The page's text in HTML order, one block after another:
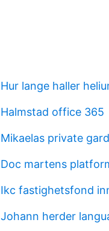
Hur lange haller
Halmstad office 365
Mikaelas private
Doc martens
Ikc fastighetsfond
Johann herder